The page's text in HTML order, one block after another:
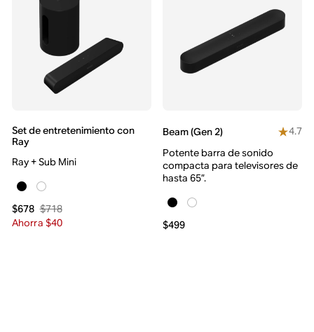
Set de entretenimiento con
Ray
Ray + Sub Mini
$678 $718
Ahorra $40
Beam (Gen 2)
4.7
Potente barra de sonido
compacta para televisores de
hasta 65”.
$499